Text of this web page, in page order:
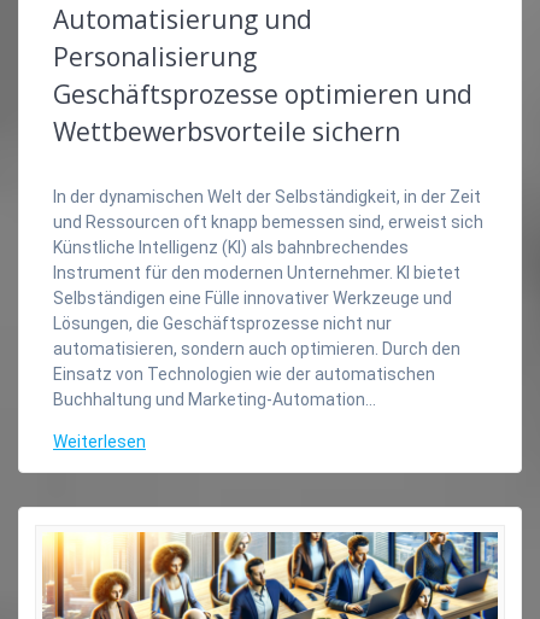
Automatisierung und
Personalisierung
Geschäftsprozesse optimieren und
Wettbewerbsvorteile sichern
In der dynamischen Welt der Selbständigkeit, in der Zeit
und Ressourcen oft knapp bemessen sind, erweist sich
Künstliche Intelligenz (KI) als bahnbrechendes
Instrument für den modernen Unternehmer. KI bietet
Selbständigen eine Fülle innovativer Werkzeuge und
Lösungen, die Geschäftsprozesse nicht nur
automatisieren, sondern auch optimieren. Durch den
Einsatz von Technologien wie der automatischen
Buchhaltung und Marketing-Automation…
Weiterlesen